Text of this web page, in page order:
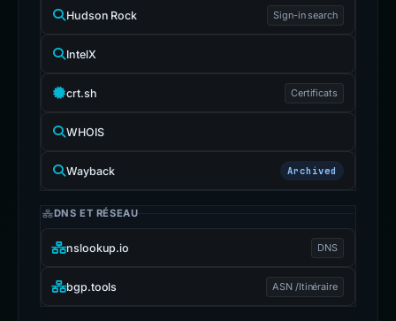
Hudson Rock Sign-in search
IntelX
crt.sh Certificats
WHOIS
Wayback Archived
DNS ET RÉSEAU
nslookup.io DNS
bgp.tools ASN /Itinéraire